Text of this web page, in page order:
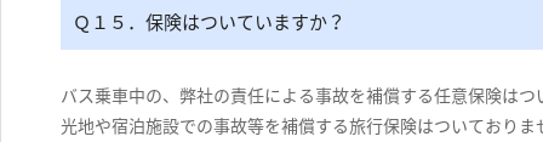
Ｑ１５．保険はついていますか？
バス乗車中の、弊社の責任による事故を補償する任意保険は
光地や宿泊施設での事故等を補償する旅行保険はついており